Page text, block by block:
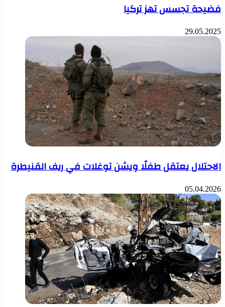
فضيحة تجسس تهز تركيا
29.05.2025
الاحتلال يعتقل طفلًا ويشن توغلات في ريف القنيطرة
05.04.2026